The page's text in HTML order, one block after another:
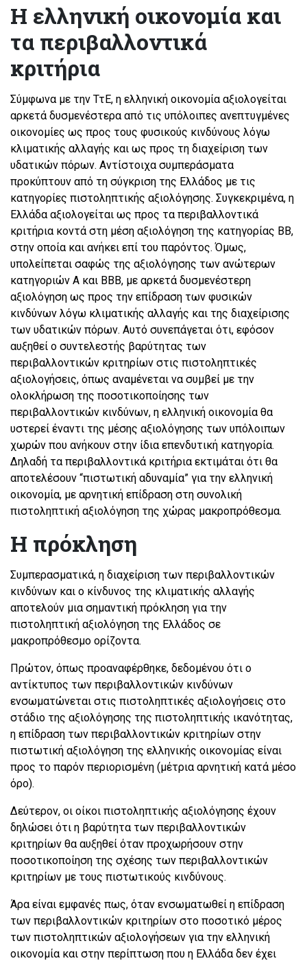
Η ελληνική οικονομία και
τα περιβαλλοντικά
κριτήρια
Σύμφωνα με την ΤτΕ, η ελληνική οικονομία αξιολογείται
αρκετά δυσμενέστερα από τις υπόλοιπες ανεπτυγμένες
οικονομίες ως προς τους φυσικούς κινδύνους λόγω
κλιματικής αλλαγής και ως προς τη διαχείριση των
υδατικών πόρων. Αντίστοιχα συμπεράσματα
προκύπτουν από τη σύγκριση της Ελλάδος με τις
κατηγορίες πιστοληπτικής αξιολόγησης. Συγκεκριμένα, η
Ελλάδα αξιολογείται ως προς τα περιβαλλοντικά
κριτήρια κοντά στη μέση αξιολόγηση της κατηγορίας ΒΒ,
στην οποία και ανήκει επί του παρόντος. Όμως,
υπολείπεται σαφώς της αξιολόγησης των ανώτερων
κατηγοριών Α και ΒΒΒ, με αρκετά δυσμενέστερη
αξιολόγηση ως προς την επίδραση των φυσικών
κινδύνων λόγω κλιματικής αλλαγής και της διαχείρισης
των υδατικών πόρων. Αυτό συνεπάγεται ότι, εφόσον
αυξηθεί ο συντελεστής βαρύτητας των
περιβαλλοντικών κριτηρίων στις πιστοληπτικές
αξιολογήσεις, όπως αναμένεται να συμβεί με την
ολοκλήρωση της ποσοτικοποίησης των
περιβαλλοντικών κινδύνων, η ελληνική οικονομία θα
υστερεί έναντι της μέσης αξιολόγησης των υπόλοιπων
χωρών που ανήκουν στην ίδια επενδυτική κατηγορία.
Δηλαδή τα περιβαλλοντικά κριτήρια εκτιμάται ότι θα
αποτελέσουν “πιστωτική αδυναμία” για την ελληνική
οικονομία, με αρνητική επίδραση στη συνολική
πιστοληπτική αξιολόγηση της χώρας μακροπρόθεσμα.
Η πρόκληση
Συμπερασματικά, η διαχείριση των περιβαλλοντικών
κινδύνων και ο κίνδυνος της κλιματικής αλλαγής
αποτελούν μια σημαντική πρόκληση για την
πιστοληπτική αξιολόγηση της Ελλάδος σε
μακροπρόθεσμο ορίζοντα.
Πρώτον, όπως προαναφέρθηκε, δεδομένου ότι ο
αντίκτυπος των περιβαλλοντικών κινδύνων
ενσωματώνεται στις πιστοληπτικές αξιολογήσεις στο
στάδιο της αξιολόγησης της πιστοληπτικής ικανότητας,
η επίδραση των περιβαλλοντικών κριτηρίων στην
πιστωτική αξιολόγηση της ελληνικής οικονομίας είναι
προς το παρόν περιορισμένη (μέτρια αρνητική κατά μέσο
όρο).
Δεύτερον, οι οίκοι πιστοληπτικής αξιολόγησης έχουν
δηλώσει ότι η βαρύτητα των περιβαλλοντικών
κριτηρίων θα αυξηθεί όταν προχωρήσουν στην
ποσοτικοποίηση της σχέσης των περιβαλλοντικών
κριτηρίων με τους πιστωτικούς κινδύνους.
Άρα είναι εμφανές πως, όταν ενσωματωθεί η επίδραση
των περιβαλλοντικών κριτηρίων στο ποσοτικό μέρος
των πιστοληπτικών αξιολογήσεων για την ελληνική
οικονομία και στην περίπτωση που η Ελλάδα δεν έχει